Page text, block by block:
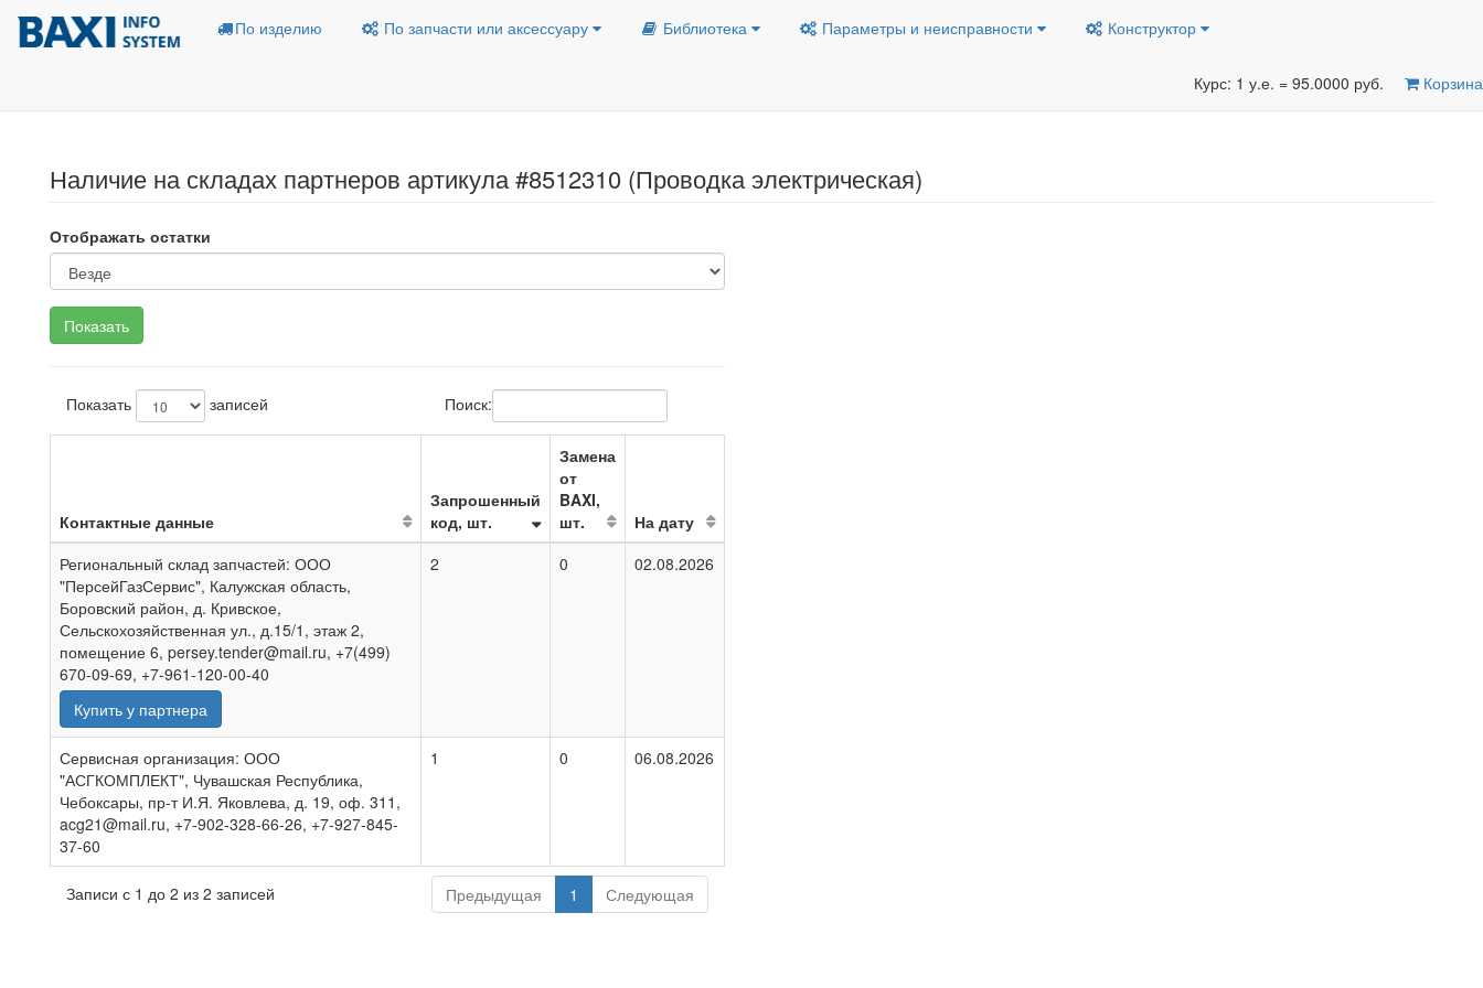
По изделию По запчасти или аксессуару Библиотека Параметры и неисправности Конструктор
Курс: 1 у.е. = 95.0000 руб. Корзина
Наличие на складах партнеров артикула #8512310 (Проводка электрическая)
Отображать остатки
Показать записей Поиск:
Контактные данные
Запрошенный
код, шт.
Замена
от
BAXI,
шт.
На дату
Региональный склад запчастей: ООО
"ПерсейГазСервис", Калужская область,
Боровский район, д. Кривское,
Сельскохозяйственная ул., д.15/1, этаж 2,
помещение 6, persey.tender@mail.ru, +7(499)
670-09-69, +7-961-120-00-40
Купить у партнера
2 0 02.08.2026
Сервисная организация: ООО
"АСГКОМПЛЕКТ", Чувашская Республика,
Чебоксары, пр-т И.Я. Яковлева, д. 19, оф. 311,
acg21@mail.ru, +7-902-328-66-26, +7-927-845-
37-60
1 0 06.08.2026
Записи с 1 до 2 из 2 записей Предыдущая 1 Следующая